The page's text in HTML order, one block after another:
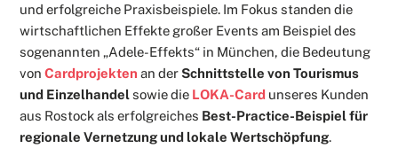
und erfolgreiche Praxisbeispiele. Im Fokus standen die
wirtschaftlichen Effekte großer Events am Beispiel des
sogenannten „Adele-Effekts“ in München, die Bedeutung
vonCardprojektenan derSchnittstelle von Tourismus
und Einzelhandelsowie die LOKA-Card unseres Kunden
aus Rostock als erfolgreiches Best-Practice-Beispiel für
regionale Vernetzung und lokale Wertschöpfung.